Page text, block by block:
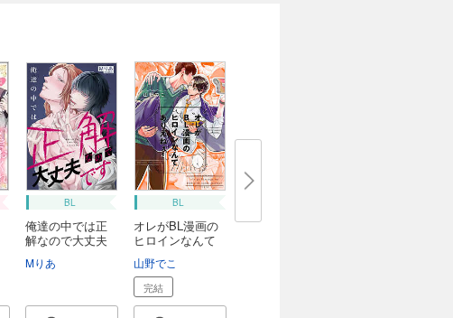
BL
俺達の中では正
解なので大丈夫
Mりあ
BL
オレがBL漫画の
ヒロインなんて
山野でこ
完結